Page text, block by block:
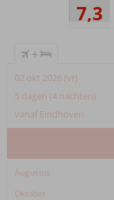
7,3
+
02 okt 2026 (vr)
5 dagen (4 nachten)
vanaf Eindhoven
Augustus
Oktober